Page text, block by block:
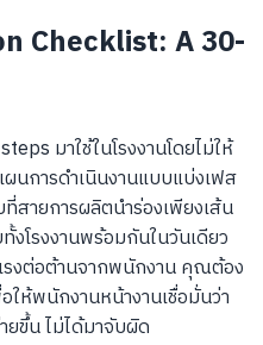
Checklist: A 30-
มาใช้ในโรงงานโดยไม่ให้
นการดำเนินงานแบบแบ่งเฟส
สายการผลิตนำร่องเพียงเส้น
งโรงงานพร้อมกันในวันเดียว
รงต่อต้านจากพนักงาน คุณต้อง
ให้พนักงานหน้างานเชื่อมั่นว่า
ยขึ้น ไม่ได้มาจับผิด